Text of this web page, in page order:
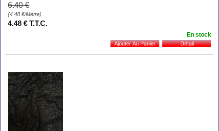
6.40 €
(4.48 €/Mètre)
4.48 € T.T.C.
En stock